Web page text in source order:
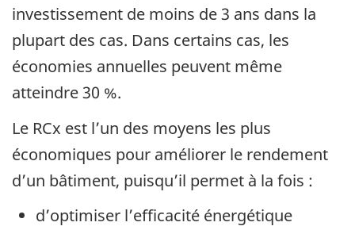
investissement de moins de 3 ans dans la
plupart des cas. Dans certains cas, les
économies annuelles peuvent même
atteindre 30 %.
Le RCx est l’un des moyens les plus
économiques pour améliorer le rendement
d’un bâtiment, puisqu’il permet à la fois :
d’optimiser l’efficacité énergétique